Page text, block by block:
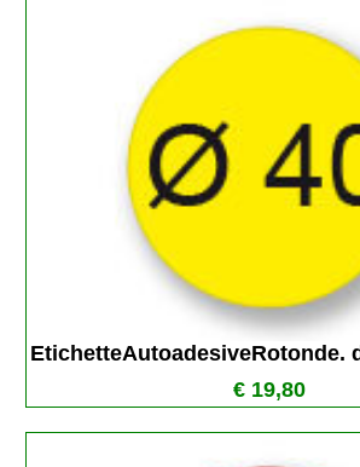
EtichetteAutoadesiveRotonde.
€ 19,80